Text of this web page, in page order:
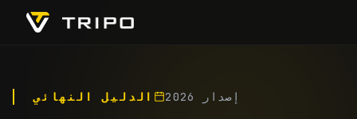
الدليل النهائي إصدار 2026